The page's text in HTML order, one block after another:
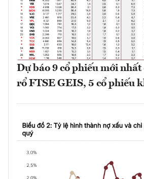
Dự báo 9 cổ phiếu mới
rổ FTSE GEIS, 5 cổ phiếu